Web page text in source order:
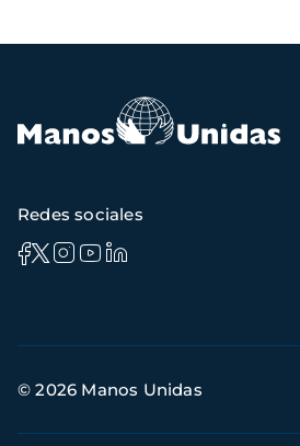
Redes sociales
de
© 2026 Manos Unidas